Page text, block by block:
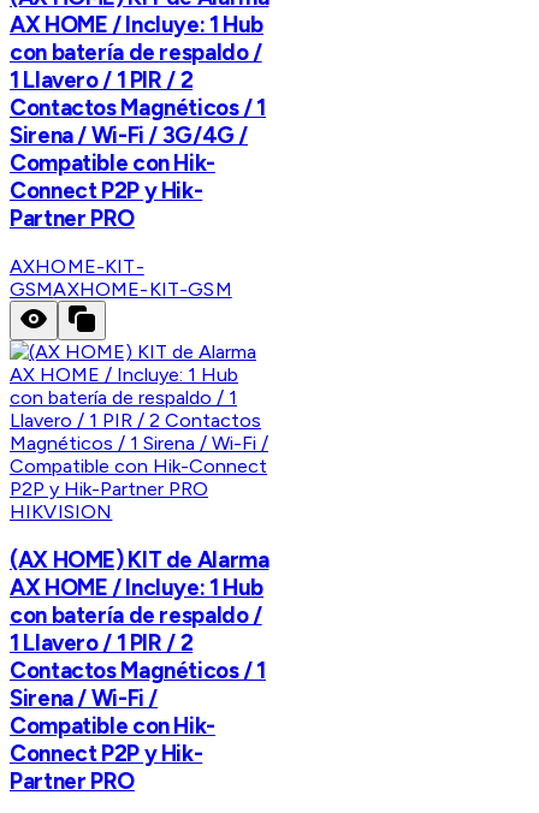
AX HOME / Incluye: 1 Hub
con batería de respaldo /
1 Llavero / 1 PIR / 2
Contactos Magnéticos / 1
Sirena / Wi-Fi / 3G/4G /
Compatible con Hik-
Connect P2P y Hik-
Partner PRO
AXHOME-KIT-
GSMAXHOME-KIT-GSM
HIKVISION
(AX HOME) KIT de Alarma
AX HOME / Incluye: 1 Hub
con batería de respaldo /
1 Llavero / 1 PIR / 2
Contactos Magnéticos / 1
Sirena / Wi-Fi /
Compatible con Hik-
Connect P2P y Hik-
Partner PRO